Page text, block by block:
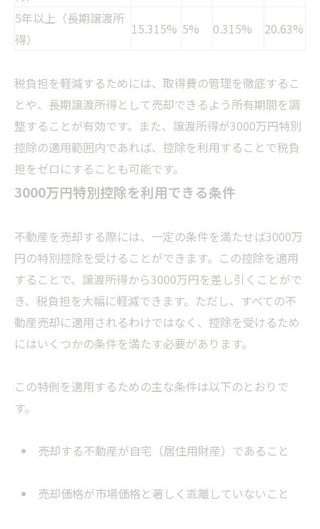
5年以上（長期譲渡所
得）
15.315% 5% 0.315% 20.63%
税負担を軽減するためには、取得費の管理を徹底するこ
とや、長期譲渡所得として売却できるよう所有期間を調
整することが有効です。また、譲渡所得が3000万円特別
控除の適用範囲内であれば、控除を利用することで税負
担をゼロにすることも可能です。
3000万円特別控除を利用できる条件
不動産を売却する際には、一定の条件を満たせば3000万
円の特別控除を受けることができます。この控除を適用
することで、譲渡所得から3000万円を差し引くことがで
き、税負担を大幅に軽減できます。ただし、すべての不
動産売却に適用されるわけではなく、控除を受けるため
にはいくつかの条件を満たす必要があります。
この特例を適用するための主な条件は以下のとおりで
す。
売却する不動産が自宅（居住用財産）であること
売却価格が市場価格と著しく乖離していないこと